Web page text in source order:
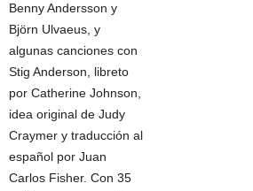
Benny Andersson y
Björn Ulvaeus, y
algunas canciones con
Stig Anderson, libreto
por Catherine Johnson,
idea original de Judy
Craymer y traducción al
español por Juan
Carlos Fisher. Con 35